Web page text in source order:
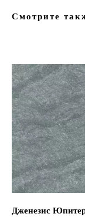
Смотрите
Дженезис